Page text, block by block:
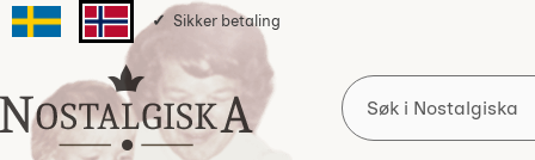
Svenska sidanNorska sidan
Sikker betaling
Startsiden for Nostalgiska
Søk